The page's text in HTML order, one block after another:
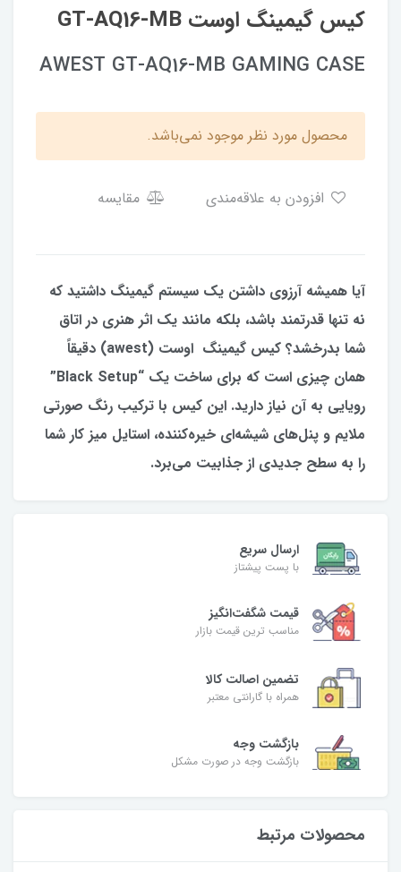
کیس گیمینگ اوست GT-AQ16-MB
AWEST GT-AQ16-MB GAMING CASE
محصول مورد نظر موجود نمی‌باشد.
مقایسه
آیا همیشه آرزوی داشتن یک سیستم گیمینگ داشتید که
نه تنها قدرتمند باشد، بلکه مانند یک اثر هنری در اتاق
شما بدرخشد؟ کیس گیمینگ اوست (awest) دقیقاً
همان چیزی است که برای ساخت یک “Black Setup”
رویایی به آن نیاز دارید. این کیس با ترکیب رنگ صورتی
ملایم و پنل‌های شیشه‌ای خیره‌کننده، استایل میز کار شما
را به سطح جدیدی از جذابیت می‌برد.
ارسال سریع
با پست پیشتاز
قیمت شگفت‌انگیز
مناسب ترین قیمت بازار
تضمین اصالت کالا
همراه با گارانتی معتبر
بازگشت وجه
بازگشت وجه در صورت مشکل
محصولات مرتبط